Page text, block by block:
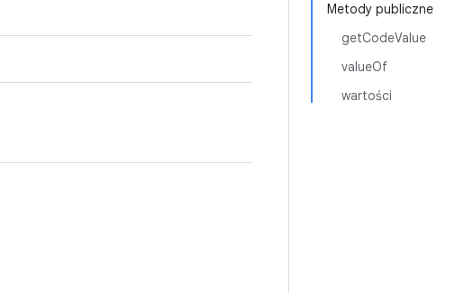
Metody publiczne
getCodeValue
valueOf
wartości